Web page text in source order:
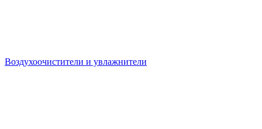
Воздухоочистители и увлажнители